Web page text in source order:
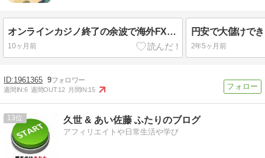
オンラインカジノ終了の余波で海外FXアフィリエイトも終了。
10ヶ月前 2年5ヶ月前
1961365 9
週間IN:6 週間OUT:12 月間IN:15
13 久世 & あい佐藤 ふたりのブログ
アフィリエイトや日常生活や学び